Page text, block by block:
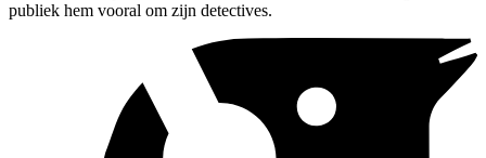
publiek hem vooral om zijn detectives.